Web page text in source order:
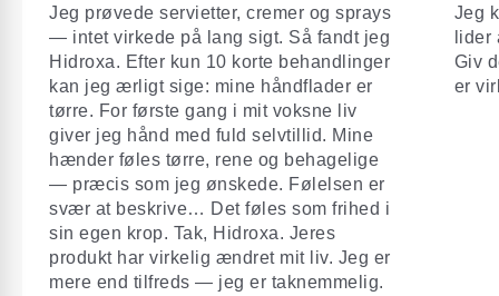
Jeg prøvede servietter, cremer og sprays
— intet virkede på lang sigt. Så fandt jeg
Hidroxa. Efter kun 10 korte behandlinger
kan jeg ærligt sige: mine håndflader er
tørre. For første gang i mit voksne liv
giver jeg hånd med fuld selvtillid. Mine
hænder føles tørre, rene og behagelige
— præcis som jeg ønskede. Følelsen er
svær at beskrive… Det føles som frihed i
sin egen krop. Tak, Hidroxa. Jeres
produkt har virkelig ændret mit liv. Jeg er
mere end tilfreds — jeg er taknemmelig.
Jeg
lider
Giv
er